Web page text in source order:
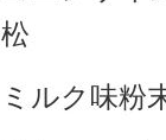
松
ミルク味粉